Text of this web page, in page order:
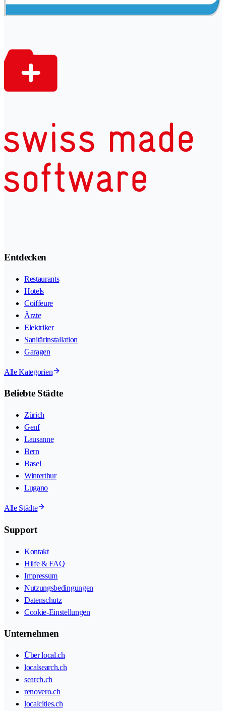
Entdecken
Restaurants
Hotels
Coiffeure
Ärzte
Elektriker
Sanitärinstallation
Garagen
Alle Kategorien
Beliebte Städte
Zürich
Genf
Lausanne
Bern
Basel
Winterthur
Lugano
Alle Städte
Support
Kontakt
Hilfe & FAQ
Impressum
Nutzungsbedingungen
Datenschutz
Cookie-Einstellungen
Unternehmen
Über local.ch
localsearch.ch
search.ch
renovero.ch
localcities.ch